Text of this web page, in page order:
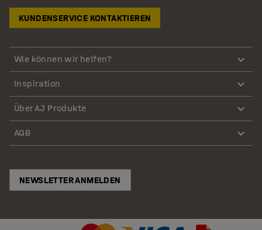
KUNDENSERVICE KONTAKTIEREN
Wie können wir helfen?
Inspiration
Über AJ Produkte
AGB
NEWSLETTER ANMELDEN